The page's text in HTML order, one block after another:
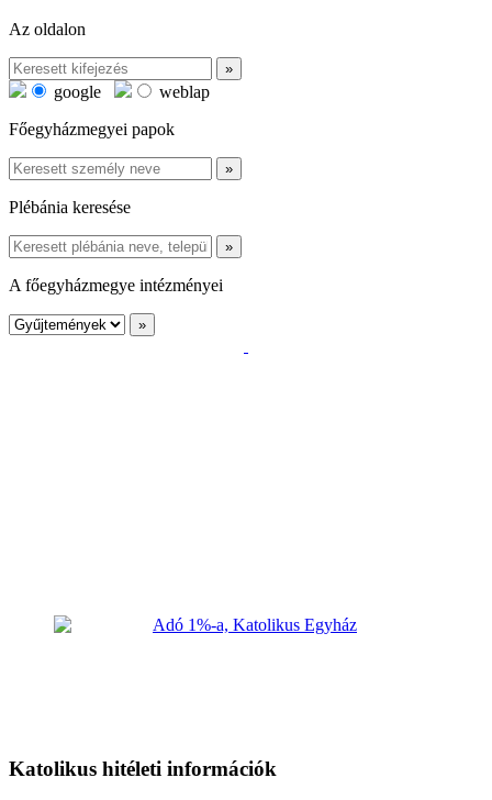
Az oldalon
google
weblap
Főegyházmegyei papok
Plébánia keresése
A főegyházmegye intézményei
Katolikus hitéleti információk